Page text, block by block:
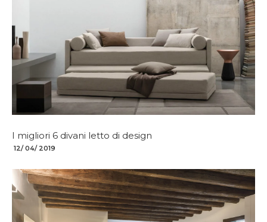
I migliori 6 divani letto di design
12/ 04/ 2019